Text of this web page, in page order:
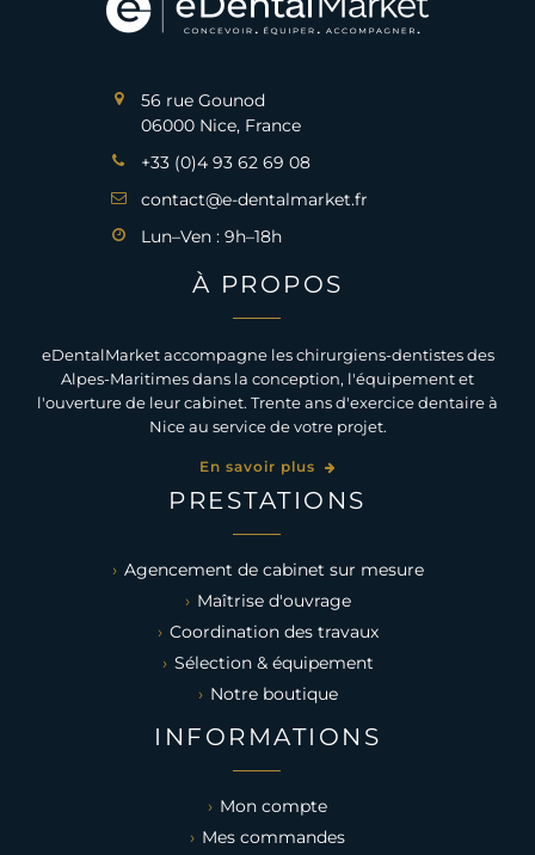
56 rue Gounod
06000 Nice, France
+33 (0)4 93 62 69 08
contact@e-dentalmarket.fr
Lun–Ven : 9h–18h
À PROPOS
eDentalMarket accompagne les chirurgiens-dentistes des
Alpes-Maritimes dans la conception, l'équipement et
l'ouverture de leur cabinet. Trente ans d'exercice dentaire à
Nice au service de votre projet.
En savoir plus
PRESTATIONS
Agencement de cabinet sur mesure
Maîtrise d'ouvrage
Coordination des travaux
Sélection & équipement
Notre boutique
INFORMATIONS
Mon compte
Mes commandes